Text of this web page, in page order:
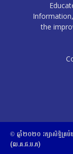
the
© ឆ្នាំ២០២០​ ​រក្សាសិទ្ធិ​គ្រប់
(ល.គ.ជ.ប.ភ)